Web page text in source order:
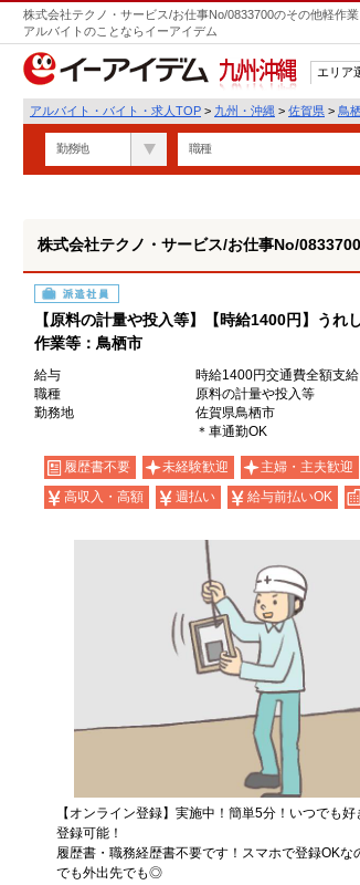
株式会社テクノ・サービス/お仕事No/0833700のその他軽作
アルバイトのことならイーアイデム
九州・沖縄
エリア
アルバイト・バイト・求人TOP > 九州・沖縄 > 佐賀県 > 鳥
勤務地 職種
株式会社テクノ・サービス/お仕事No/0833700
派遣社員
【原料の計量や投入等】【時給1400円】うれ
作業等：鳥栖市
給与
時給1400円交通費全額支給
職種
原料の計量や投入等
勤務地
佐賀県鳥栖市
＊車通勤OK
履歴書不要 未経験歓迎 主婦・主夫歓迎
高収入・高額
週払い 給与前払いOK
【オンライン登録】実施中！簡単5分！いつでも好
登録可能！
履歴書・職務経歴書不要です！スマホで登録OKな
でも外出先でも◎